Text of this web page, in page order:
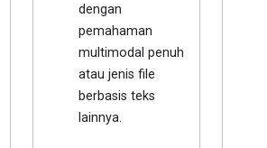
dengan
pemahaman
multimodal penuh
atau jenis file
berbasis teks
lainnya.